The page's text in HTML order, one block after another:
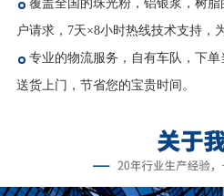
专业的物流服务，自有车队，下
送货上门，节省您的宝贵时间。